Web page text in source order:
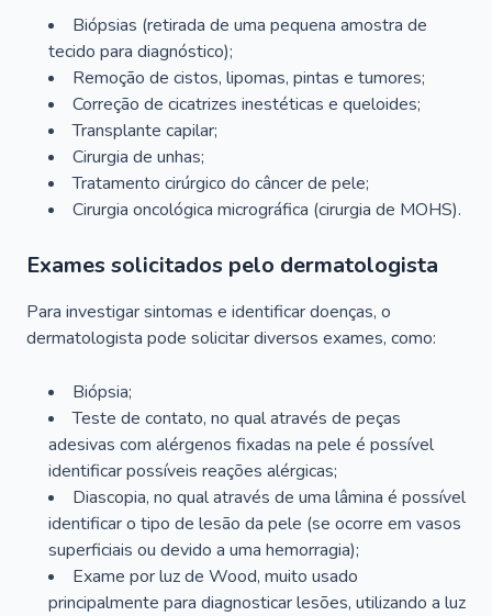
Biópsias (retirada de uma pequena amostra de
tecido para diagnóstico);
Remoção de cistos, lipomas, pintas e tumores;
Correção de cicatrizes inestéticas e queloides;
Transplante capilar;
Cirurgia de unhas;
Tratamento cirúrgico do câncer de pele;
Cirurgia oncológica micrográfica (cirurgia de MOHS).
Exames solicitados pelo dermatologista
Para investigar sintomas e identificar doenças, o
dermatologista pode solicitar diversos exames, como:
Biópsia;
Teste de contato, no qual através de peças
adesivas com alérgenos fixadas na pele é possível
identificar possíveis reações alérgicas;
Diascopia, no qual através de uma lâmina é possível
identificar o tipo de lesão da pele (se ocorre em vasos
superficiais ou devido a uma hemorragia);
Exame por luz de Wood, muito usado
principalmente para diagnosticar lesões, utilizando a luz